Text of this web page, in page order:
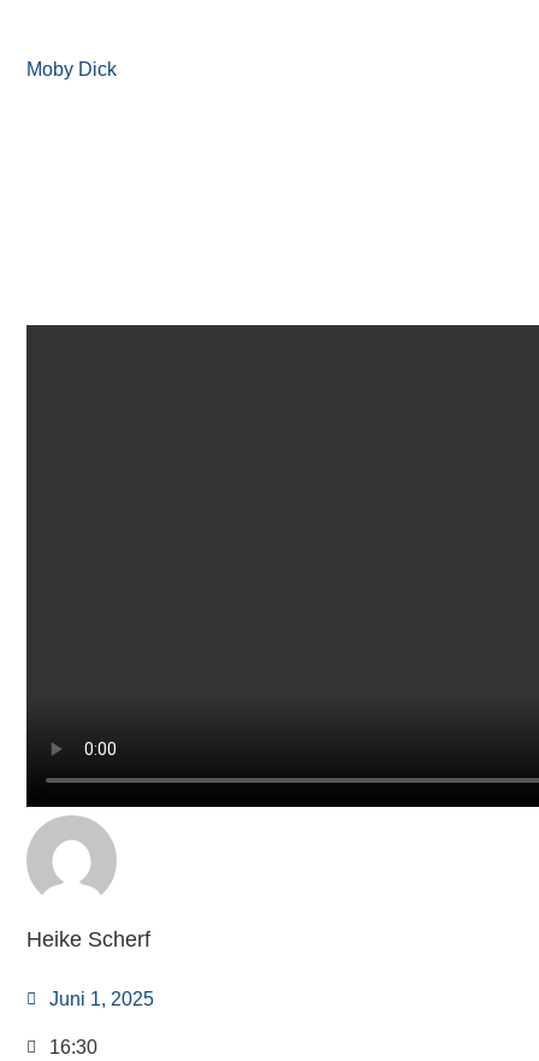
Moby Dick
Heike Scherf
Juni 1, 2025
16:30